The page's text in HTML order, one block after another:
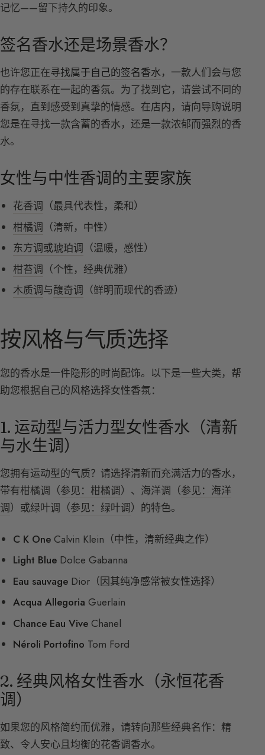
记忆——留下持久的印象。
签名香水还是场景香水？
也许您正在寻找属于自己的签名香水，一款人们会与您
的存在联系在一起的香氛。为了找到它，请尝试不同的
香氛，直到感受到真挚的情感。在店内，请向导购说明
您是在寻找一款含蓄的香水，还是一款浓郁而强烈的香
水。
女性与中性香调的主要家族
花香调 （最具代表性，柔和）
柑橘调 （清新，中性）
东方调或琥珀调 （温暖，感性）
柑苔调 （个性，经典优雅）
木质调与馥奇调 （鲜明而现代的香迹）
按风格与气质选择
您的香水是一件隐形的时尚配饰。以下是一些大类，帮
助您根据自己的风格选择女性香氛：
1. 运动型与活力型女性香水（清新
与水生调）
您拥有运动型的气质？请选择清新而充满活力的香水，
带有柑橘调（参见：柑橘调）、海洋调（参见：海洋
调）或绿叶调（参见：绿叶调）的特色。
C K One Calvin Klein（中性，清新经典之作）
Light Blue Dolce Gabanna
Eau sauvage Dior（因其纯净感常被女性选择）
Acqua Allegoria Guerlain
Chance Eau Vive Chanel
Néroli Portofino Tom Ford
2. 经典风格女性香水（永恒花香
调）
如果您的风格简约而优雅，请转向那些经典名作：精
致、令人安心且均衡的花香调香水。